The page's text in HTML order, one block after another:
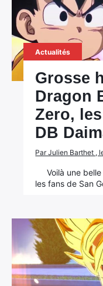
Actualités
Grosse
Dragon
Zero,
DB
Par Julien Barthet ,
Voilà une
les fans de San